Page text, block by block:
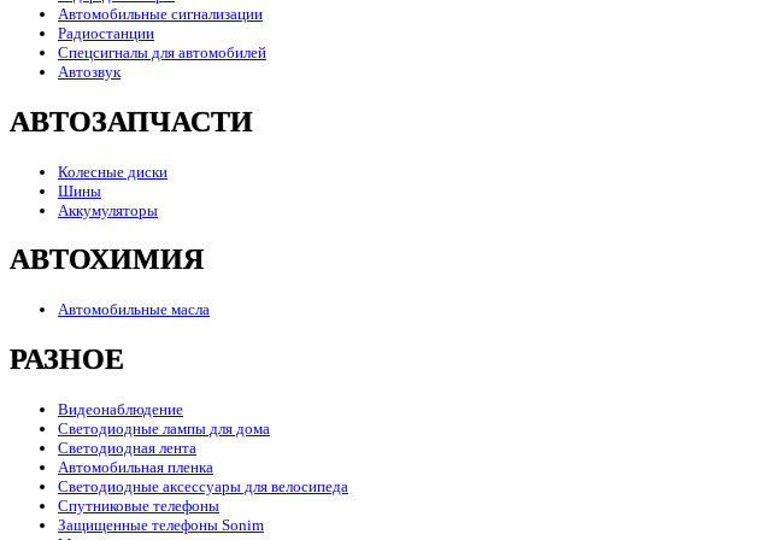
Автомобильные сигнализации
Радиостанции
Спецсигналы для автомобилей
Автозвук
АВТОЗАПЧАСТИ
Колесные диски
Шины
Аккумуляторы
АВТОХИМИЯ
Автомобильные масла
РАЗНОЕ
Видеонаблюдение
Светодиодные лампы для дома
Светодиодная лента
Автомобильная пленка
Светодиодные аксессуары для велосипеда
Спутниковые телефоны
Защищенные телефоны Sonim